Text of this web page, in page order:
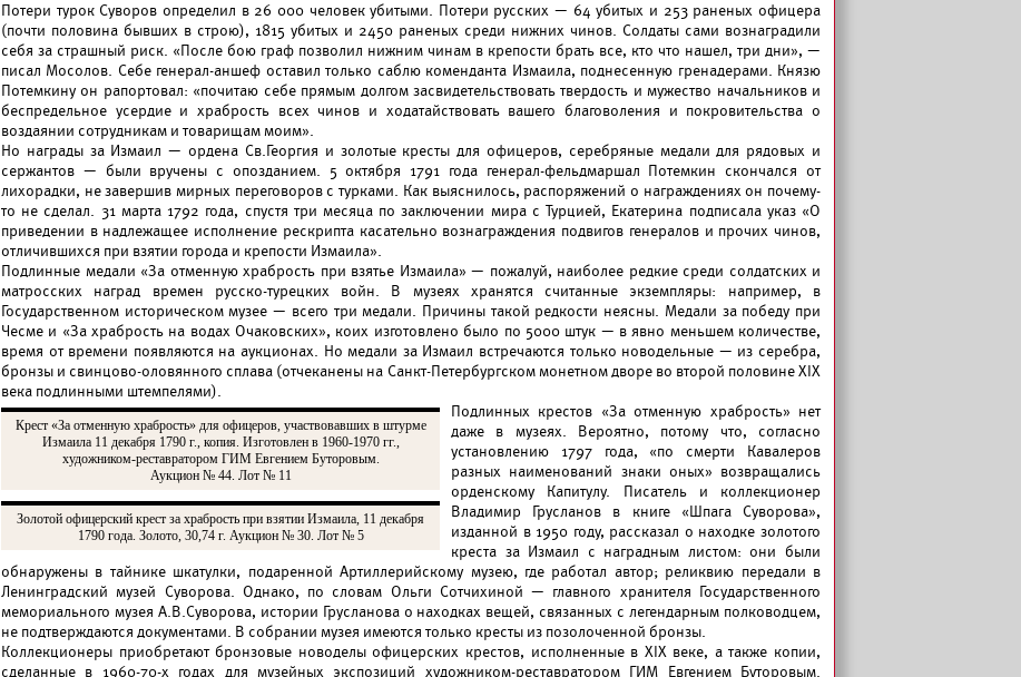
Потери турок Суворов определил в 26 000 человек убитыми. Потери русских — 64 убитых и 253 раненых офицера
(почти половина бывших в строю), 1815 убитых и 2450 раненых среди нижних чинов. Солдаты сами вознаградили
себя за страшный риск. «После бою граф позволил нижним чинам в крепости брать все, кто что нашел, три дни», —
писал Мосолов. Себе генерал-аншеф оставил только саблю коменданта Измаила, поднесенную гренадерами. Князю
Потемкину он рапортовал: «почитаю себе прямым долгом засвидетельствовать твердость и мужество начальников и
беспредельное усердие и храбрость всех чинов и ходатайствовать вашего благоволения и покровительства о
воздаянии сотрудникам и товарищам моим».
Но награды за Измаил — ордена Св.Георгия и золотые кресты для офицеров, серебряные медали для рядовых и
сержантов — были вручены с опозданием. 5 октября 1791 года генерал-фельдмаршал Потемкин скончался от
лихорадки, не завершив мирных переговоров с турками. Как выяснилось, распоряжений о награждениях он почему-
то не сделал. 31 марта 1792 года, спустя три месяца по заключении мира с Турцией, Екатерина подписала указ «О
приведении в надлежащее исполнение рескрипта касательно вознаграждения подвигов генералов и прочих чинов,
отличившихся при взятии города и крепости Измаила».
Подлинные медали «За отменную храбрость при взятье Измаила» — пожалуй, наиболее редкие среди солдатских и
матросских наград времен русско-турецких войн. В музеях хранятся считанные экземпляры: например, в
Государственном историческом музее — всего три медали. Причины такой редкости неясны. Медали за победу при
Чесме и «За храбрость на водах Очаковских», коих изготовлено было по 5000 штук — в явно меньшем количестве,
время от времени появляются на аукционах. Но медали за Измаил встречаются только новодельные — из серебра,
бронзы и свинцово-оловянного сплава (отчеканены на Санкт-Петербургском монетном дворе во второй половине XIX
века подлинными штемпелями).
Крест «За отменную храбрость» для офицеров, участвовавших в штурме
Измаила 11 декабря 1790 г., копия. Изготовлен в 1960-1970 гг.,
художником-реставратором ГИМ Евгением Буторовым.
Аукцион № 44. Лот № 11
Золотой офицерский крест за храбрость при взятии Измаила, 11 декабря
1790 года. Золото, 30,74 г. Аукцион № 30. Лот № 5
Подлинных крестов «За отменную храбрость» нет
даже в музеях. Вероятно, потому что, согласно
установлению 1797 года, «по смерти Кавалеров
разных наименований знаки оных» возвращались
орденскому Капитулу. Писатель и коллекционер
Владимир Грусланов в книге «Шпага Суворова»,
изданной в 1950 году, рассказал о находке золотого
креста за Измаил с наградным листом: они были
обнаружены в тайнике шкатулки, подаренной Артиллерийскому музею, где работал автор; реликвию передали в
Ленинградский музей Суворова. Однако, по словам Ольги Сотчихиной — главного хранителя Государственного
мемориального музея А.В.Суворова, истории Грусланова о находках вещей, связанных с легендарным полководцем,
не подтверждаются документами. В собрании музея имеются только кресты из позолоченной бронзы.
Коллекционеры приобретают бронзовые новоделы офицерских крестов, исполненные в XIX веке, а также копии,
сделанные в 1960-70-х годах для музейных экспозиций художником-реставратором ГИМ Евгением Буторовым.